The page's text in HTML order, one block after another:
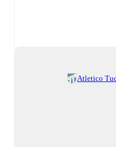
Atletico